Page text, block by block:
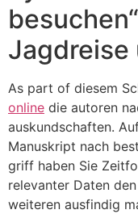
Jagdreise
As part of diesem
online die autoren
auskundschaften.
Manuskript nach
griff haben Sie
relevanter Daten
weiteren ausfindig